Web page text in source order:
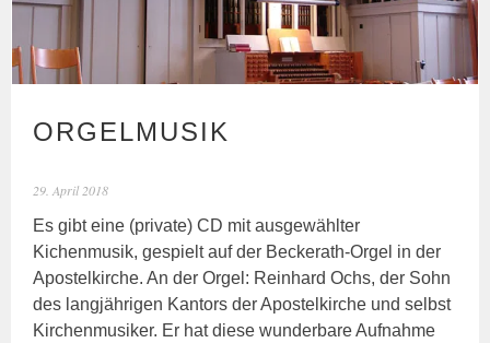
ORGELMUSIK
29. April 2018
Es gibt eine (private) CD mit ausgewählter
Kichenmusik, gespielt auf der Beckerath-Orgel in der
Apostelkirche. An der Orgel: Reinhard Ochs, der Sohn
des langjährigen Kantors der Apostelkirche und selbst
Kirchenmusiker. Er hat diese wunderbare Aufnahme